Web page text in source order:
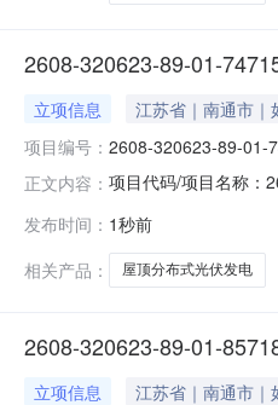
2608-320623-89-01-
立项信息
江苏省｜南通市｜
项目编号： 2608-320623-89-01-
正文内容： 项目代码/项目名称：
发布时间： 1秒前
相关产品：
屋顶分布式光伏发电
2608-320623-89-01-
立项信息
江苏省｜南通市｜